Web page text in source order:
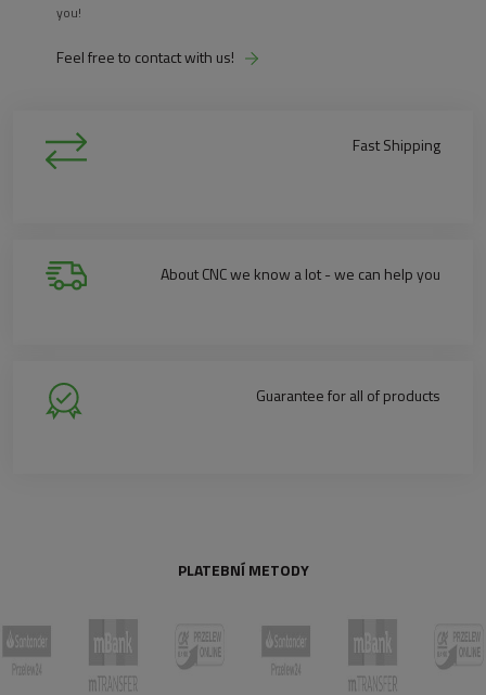
Fast Shipping
About CNC we know a lot - we can help you
Guarantee for all of products
you!
Feel free to contact with us!
PLATEBNÍ METODY